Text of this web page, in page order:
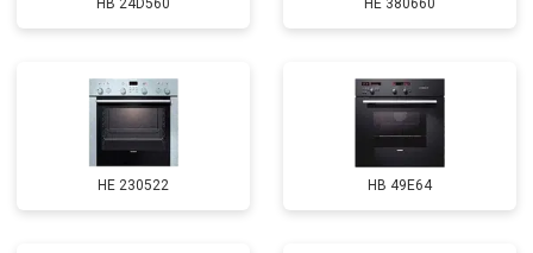
HB 24D560 HE 380660
HE 230522 HB 49E64